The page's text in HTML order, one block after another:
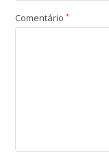
Comentário*